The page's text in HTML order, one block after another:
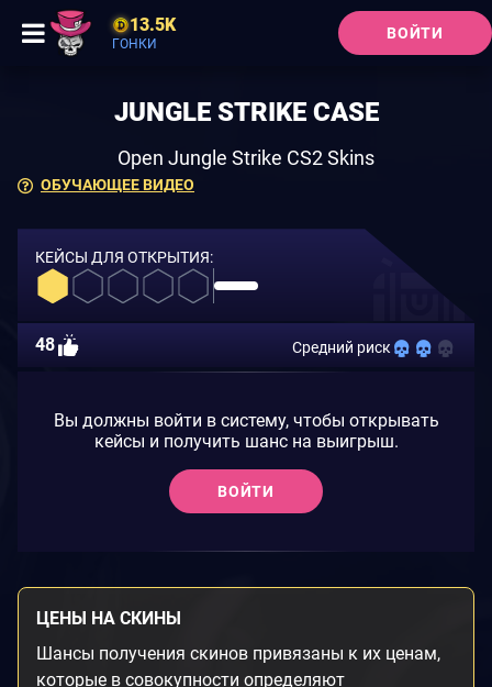
13.5K
ГОНКИ
ВОЙТИ
ОБУЧАЮЩЕЕ ВИДЕО
JUNGLE STRIKE CASE
Open Jungle Strike CS2 Skins
КЕЙСЫ ДЛЯ ОТКРЫТИЯ:
48 Средний риск
Вы должны войти в систему, чтобы открывать
кейсы и получить шанс на выигрыш.
ВОЙТИ
ЦЕНЫ НА СКИНЫ
Шансы получения скинов привязаны к их ценам,
которые в совокупности определяют